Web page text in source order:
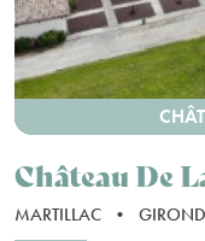
Château De
MARTILLAC •